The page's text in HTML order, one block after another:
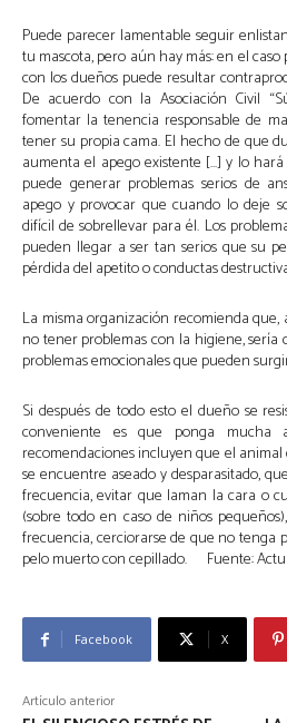
Puede parecer lamentable seguir
tu mascota, pero aún hay más: en el
con los dueños puede resultar
De acuerdo con la Asociación Civil
fomentar la tenencia responsable de
tener su propia cama. El hecho de que
aumenta el apego existente […] y lo
puede generar problemas serios de
apego y provocar que cuando lo deje
difícil de sobrellevar para él. Los
pueden llegar a ser tan serios que su
pérdida del apetito o conductas
La misma organización recomienda
no tener problemas con la higiene,
problemas emocionales que pueden
Si después de todo esto el dueño se
conveniente es que ponga
recomendaciones incluyen que el
se encuentre aseado y desparasitado,
frecuencia, evitar que laman la cara o
(sobre todo en caso de niños
frecuencia, cerciorarse de que no tenga
pelo muerto con cepillado. Fuente:
Facebook X
Artículo anterior